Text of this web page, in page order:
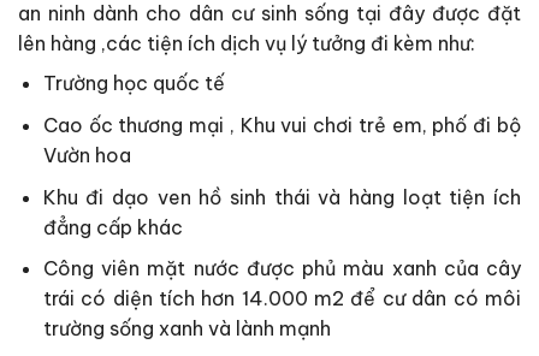
an ninh dành cho dân cư sinh sống tại đây được đặt
lên hàng ,các tiện ích dịch vụ lý tưởng đi kèm như:
Trường học quốc tế
Cao ốc thương mại , Khu vui chơi trẻ em, phố đi bộ
Vườn hoa
Khu đi dạo ven hồ sinh thái và hàng loạt tiện ích
đẳng cấp khác
Công viên mặt nước được phủ màu xanh của cây
trái có diện tích hơn 14.000 m2 để cư dân có môi
trường sống xanh và lành mạnh